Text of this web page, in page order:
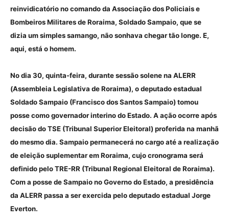
reinvidicatório no comando da Associação dos Policiais e
Bombeiros Militares de Roraima, Soldado Sampaio, que se
dizia um simples samango, não sonhava chegar tão longe. E,
aqui, está o homem.
No dia 30, quinta-feira, durante sessão solene na ALERR
(Assembleia Legislativa de Roraima), o deputado estadual
Soldado Sampaio (Francisco dos Santos Sampaio) tomou
posse como governador interino do Estado. A ação ocorre após
decisão do TSE (Tribunal Superior Eleitoral) proferida na manhã
do mesmo dia. Sampaio permanecerá no cargo até a realização
de eleição suplementar em Roraima, cujo cronograma será
definido pelo TRE-RR (Tribunal Regional Eleitoral de Roraima).
Com a posse de Sampaio no Governo do Estado, a presidência
da ALERR passa a ser exercida pelo deputado estadual Jorge
Everton.